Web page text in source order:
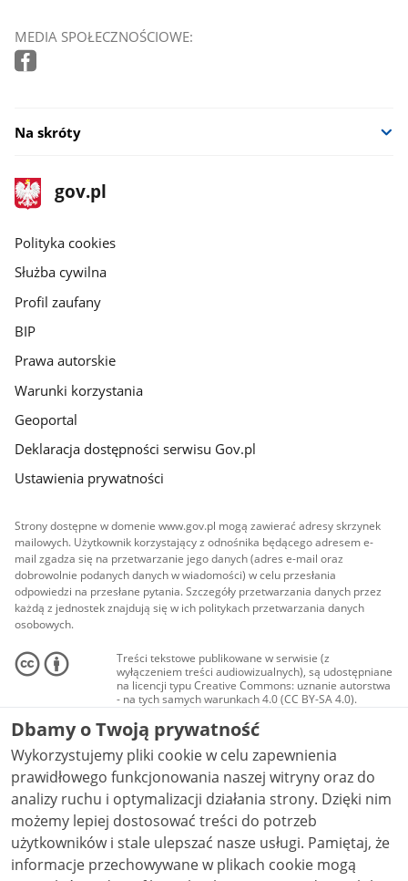
MEDIA SPOŁECZNOŚCIOWE:
Na skróty
stopka
gov.pl
Strona
gov.pl
gov.pl
Polityka cookies
Służba cywilna
Profil zaufany
BIP
Prawa autorskie
Warunki korzystania
Geoportal
Deklaracja dostępności serwisu Gov.pl
Ustawienia prywatności
Strony dostępne w domenie www.gov.pl mogą zawierać adresy skrzynek
mailowych. Użytkownik korzystający z odnośnika będącego adresem e-
mail zgadza się na przetwarzanie jego danych (adres e-mail oraz
dobrowolnie podanych danych w wiadomości) w celu przesłania
odpowiedzi na przesłane pytania. Szczegóły przetwarzania danych przez
każdą z jednostek znajdują się w ich politykach przetwarzania danych
osobowych.
Treści tekstowe publikowane w serwisie (z
wyłączeniem treści audiowizualnych), są udostępniane
na licencji typu Creative Commons: uznanie autorstwa
- na tych samych warunkach 4.0 (CC BY-SA 4.0).
Materiały audiowizualne, w tym zdjęcia, materiały
audio i wideo, są udostępniane na licencji typu
Creative Commons: uznanie autorstwa użycie
niekomercyjne - bez utworów zależnych 4.0 (CC BY-
NC-ND 4.0), o ile nie jest to stwierdzone inaczej.
Dbamy o Twoją prywatność
Wykorzystujemy pliki cookie w celu zapewnienia
prawidłowego funkcjonowania naszej witryny oraz do
analizy ruchu i optymalizacji działania strony. Dzięki nim
możemy lepiej dostosować treści do potrzeb
użytkowników i stale ulepszać nasze usługi. Pamiętaj, że
informacje przechowywane w plikach cookie mogą